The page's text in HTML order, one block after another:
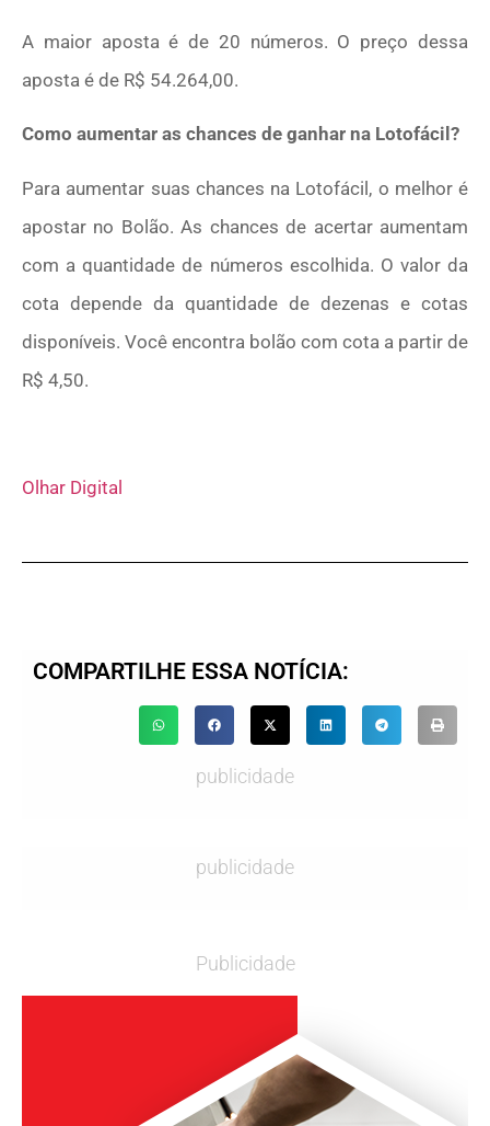
A maior aposta é de 20 números. O preço dessa
aposta é de R$ 54.264,00.
Como aumentar as chances de ganhar na Lotofácil?
Para aumentar suas chances na Lotofácil, o melhor é
apostar no Bolão. As chances de acertar aumentam
com a quantidade de números escolhida. O valor da
cota depende da quantidade de dezenas e cotas
disponíveis. Você encontra bolão com cota a partir de
R$ 4,50.
Olhar Digital
COMPARTILHE ESSA NOTÍCIA:
publicidade
publicidade
Publicidade